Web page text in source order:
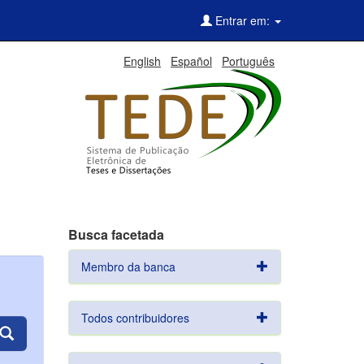
Entrar em:
English Español Português
Busca facetada
Membro da banca
Todos contribuidores